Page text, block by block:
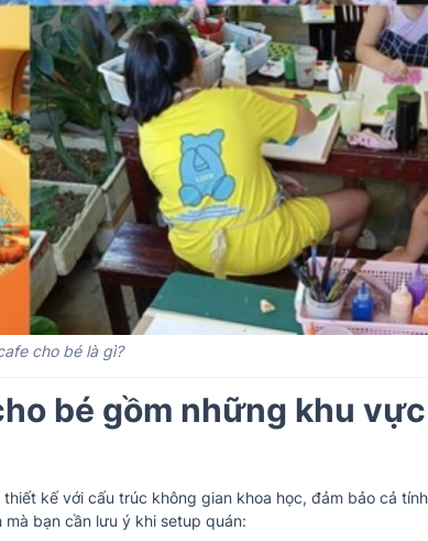
cho bé là gì?
bé gồm những khu vực
kế với cấu trúc không gian khoa học, đảm bảo cả
bạn cần lưu ý khi setup quán: